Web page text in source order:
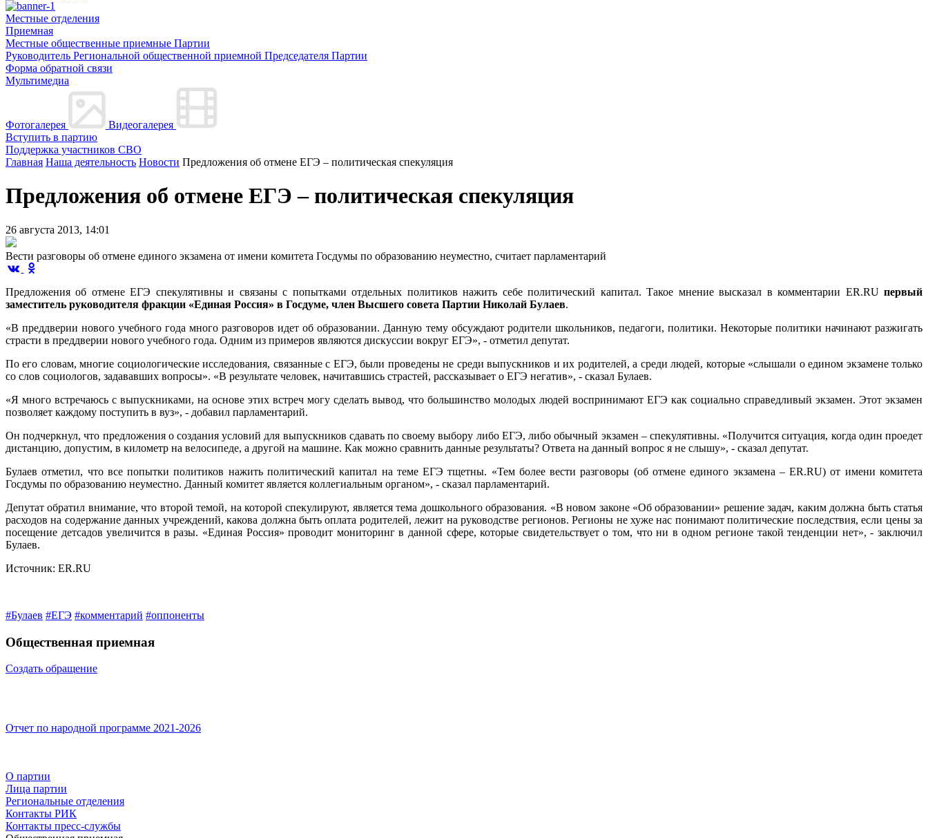
Местные отделения
Приемная
Местные общественные приемные Партии
Руководитель Региональной общественной приемной Председателя Партии
Форма обратной связи
Мультимедиа
Фотогалерея
Видеогалерея
Вступить в партию
Поддержка участников СВО
Главная Наша деятельность Новости Предложения об отмене ЕГЭ – политическая спекуляция
Предложения об отмене ЕГЭ – политическая спекуляция
26 августа 2013, 14:01
Вести разговоры об отмене единого экзамена от имени комитета Госдумы по образованию неуместно, считает парламентарий
Предложения об отмене ЕГЭ спекулятивны и связаны с попытками отдельных политиков нажить себе политический капитал. Такое мнение высказал в комментарии ER.RU первый
заместитель руководителя фракции «Единая Россия» в Госдуме, член Высшего совета Партии Николай Булаев.
«В преддверии нового учебного года много разговоров идет об образовании. Данную тему обсуждают родители школьников, педагоги, политики. Некоторые политики начинают разжигать
страсти в преддверии нового учебного года. Одним из примеров являются дискуссии вокруг ЕГЭ», - отметил депутат.
По его словам, многие социологические исследования, связанные с ЕГЭ, были проведены не среди выпускников и их родителей, а среди людей, которые «слышали о едином экзамене только
со слов социологов, задававших вопросы». «В результате человек, начитавшись страстей, рассказывает о ЕГЭ негатив», - сказал Булаев.
«Я много встречаюсь с выпускниками, на основе этих встреч могу сделать вывод, что большинство молодых людей воспринимают ЕГЭ как социально справедливый экзамен. Этот экзамен
позволяет каждому поступить в вуз», - добавил парламентарий.
Он подчеркнул, что предложения о создания условий для выпускников сдавать по своему выбору либо ЕГЭ, либо обычный экзамен – спекулятивны. «Получится ситуация, когда один проедет
дистанцию, допустим, в километр на велосипеде, а другой на машине. Как можно сравнить данные результаты? Ответа на данный вопрос я не слышу», - сказал депутат.
Булаев отметил, что все попытки политиков нажить политический капитал на теме ЕГЭ тщетны. «Тем более вести разговоры (об отмене единого экзамена – ER.RU) от имени комитета
Госдумы по образованию неуместно. Данный комитет является коллегиальным органом», - сказал парламентарий.
Депутат обратил внимание, что второй темой, на которой спекулируют, является тема дошкольного образования. «В новом законе «Об образовании» решение задач, каким должна быть статья
расходов на содержание данных учреждений, какова должна быть оплата родителей, лежит на руководстве регионов. Регионы не хуже нас понимают политические последствия, если цены за
посещение детсадов увеличится в разы. «Единая Россия» проводит мониторинг в данной сфере, которые свидетельствует о том, что ни в одном регионе такой тенденции нет», - заключил
Булаев.
Источник: ER.RU
#Булаев #ЕГЭ #комментарий #оппоненты
Общественная приемная
Создать обращение
Отчет по народной программе 2021-2026
О партии
Лица партии
Региональные отделения
Контакты РИК
Контакты пресс-службы